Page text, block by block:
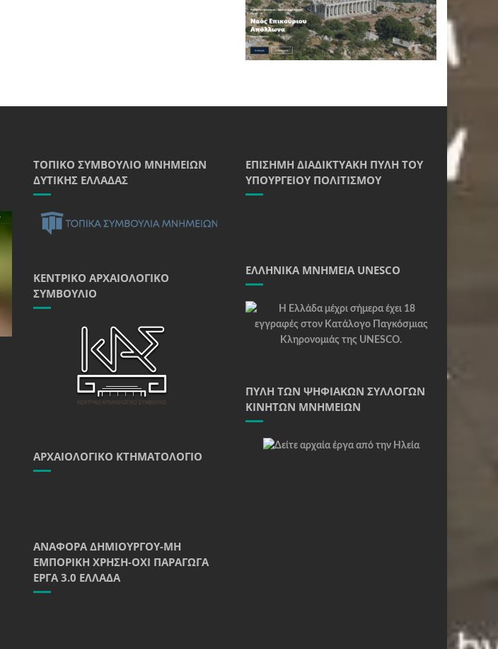
ΤΟΠΙΚΌ ΣΥΜΒΟΎΛΙΟ ΜΝΗΜΕΊΩΝ
ΔΥΤΙΚΉΣ ΕΛΛΆΔΑΣ
ΚΕΝΤΡΙΚΌ ΑΡΧΑΙΟΛΟΓΙΚΌ
ΣΥΜΒΟΎΛΙΟ
ΑΡΧΑΙΟΛΟΓΙΚΌ ΚΤΗΜΑΤΟΛΌΓΙΟ
ΑΝΑΦΟΡΆ ΔΗΜΙΟΥΡΓΟΎ-ΜΗ
ΕΜΠΟΡΙΚΉ ΧΡΉΣΗ-ΌΧΙ ΠΑΡΆΓΩΓΑ
ΈΡΓΑ 3.0 ΕΛΛΆΔΑ
ΕΠΊΣΗΜΗ ΔΙΑΔΙΚΤΥΑΚΉ ΠΎΛΗ ΤΟΥ
ΥΠΟΥΡΓΕΊΟΥ ΠΟΛΙΤΙΣΜΟΎ
ΕΛΛΗΝΙΚΆ ΜΝΗΜΕΊΑ UNESCO
ΠΎΛΗ ΤΩΝ ΨΗΦΙΑΚΏΝ ΣΥΛΛΟΓΏΝ
ΚΙΝΗΤΏΝ ΜΝΗΜΕΊΩΝ